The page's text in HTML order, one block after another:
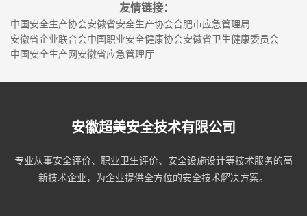
友情链接：
中国安全生产协会安徽省安全生产协会合肥市应急管理局
安徽省企业联合会中国职业安全健康协会安徽省卫生健康委员会
中国安全生产网安徽省应急管理厅
安徽超美安全技术有限公司
专业从事安全评价、职业卫生评价、安全设施设计等技术服务的高
新技术企业，为企业提供全方位的安全技术解决方案。